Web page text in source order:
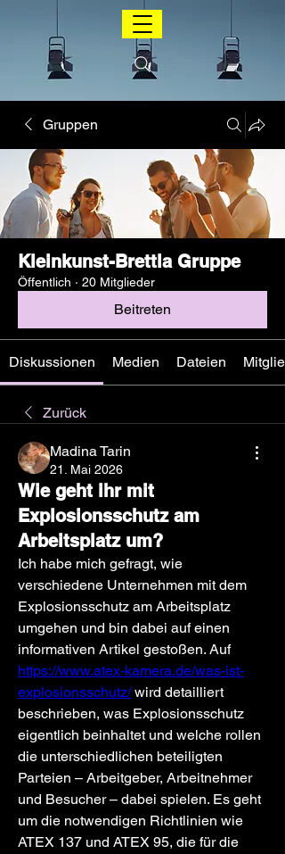
Gruppen
Kleinkunst-Brettla Gruppe
Öffentlich · 20 Mitglieder
Beitreten
Diskussionen Medien Dateien
Zurück
Madina Tarin
21. Mai 2026
Wie geht ihr mit
Explosionsschutz am
Arbeitsplatz um?
Ich habe mich gefragt, wie
verschiedene Unternehmen mit dem
Explosionsschutz am Arbeitsplatz
umgehen und bin dabei auf einen
informativen Artikel gestoßen. Auf
https://www.atex-kamera.de/was-ist-
explosionsschutz/ wird detailliert
beschrieben, was Explosionsschutz
eigentlich beinhaltet und welche rollen
die unterschiedlichen beteiligten
Parteien – Arbeitgeber, Arbeitnehmer
und Besucher – dabei spielen. Es geht
um die notwendigen Richtlinien wie
ATEX 137 und ATEX 95, die für die